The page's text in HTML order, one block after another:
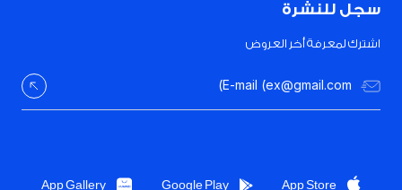
سجل للنشرة
اشترك لمعرفة أخر العروض
App Store
Google Play
App Gallery